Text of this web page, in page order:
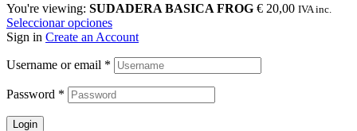
You're viewing: SUDADERA BASICA FROG € 20,00 IVA inc.
Seleccionar opciones
Sign in Create an Account
Username or email *
Password *
Login